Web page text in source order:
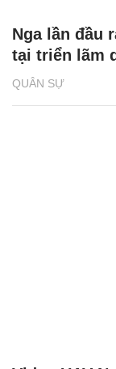
QUÂN SỰ
Nga lần đầu
tại triển lãm